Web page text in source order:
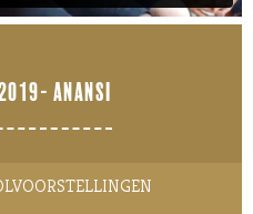
ANANSI